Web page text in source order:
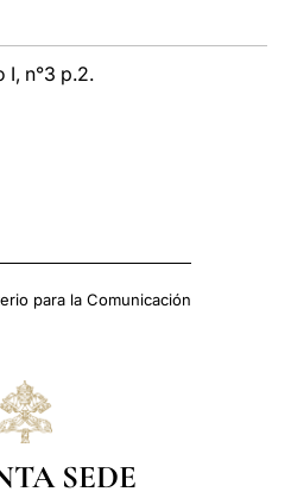
I, n°3 p.2.
para la Comunicación
SEDE